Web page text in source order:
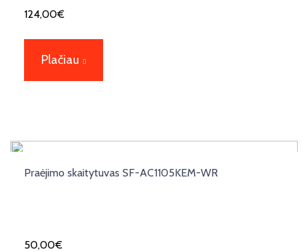
124,00€
Plačiau
Praėjimo skaitytuvas SF-AC1105KEM-WR
50,00€